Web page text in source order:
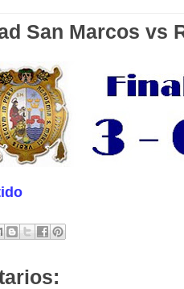
San Marcos vs